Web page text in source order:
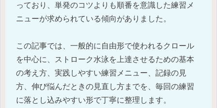
っており、単発のコツよりも順番を意識した練習メ
ニューが求められている傾向がありました。
この記事では、一般的に自由形で使われるクロール
を中心に、ストローク水泳を上達させるための基本
の考え方、実践しやすい練習メニュー、記録の見
方、伸び悩んだときの見直し方までを、毎回の練習
に落とし込みやすい形で丁寧に整理します。